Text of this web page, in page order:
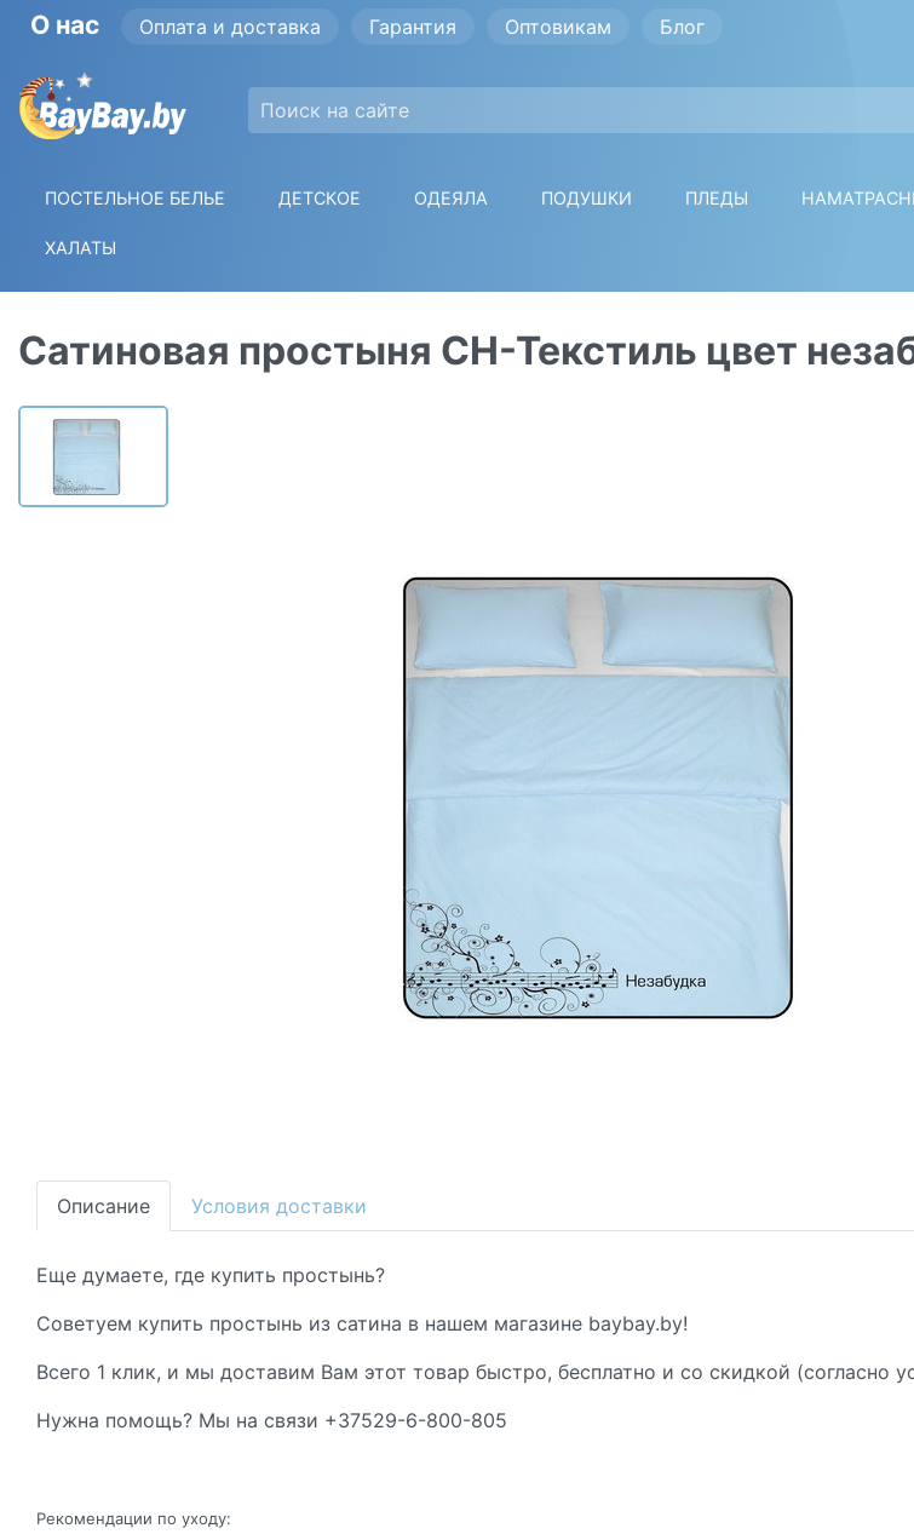
О нас Оплата и доставка Гарантия Оптовикам Блог
ПОСТЕЛЬНОЕ БЕЛЬЕ ДЕТСКОЕ ОДЕЯЛА ПОДУШКИ ПЛЕДЫ
ХАЛАТЫ
Сатиновая простыня СН-Текстиль цвет
Описание Условия доставки
Еще думаете, где купить простынь?
Советуем купить простынь из сатина в нашем магазине baybay.by!
Всего 1 клик, и мы доставим Вам этот товар быстро, бесплатно и со скидкой (согласно
Нужна помощь? Мы на связи +37529-6-800-805
Рекомендации по уходу: